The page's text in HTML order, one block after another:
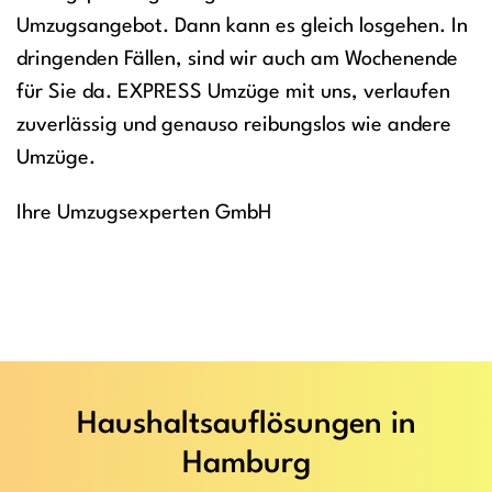
Umzugsangebot. Dann kann es gleich losgehen. In
dringenden Fällen, sind wir auch am Wochenende
für Sie da. EXPRESS Umzüge mit uns, verlaufen
zuverlässig und genauso reibungslos wie andere
Umzüge.
Ihre Umzugsexperten GmbH
Haushaltsauflösungen in
Hamburg